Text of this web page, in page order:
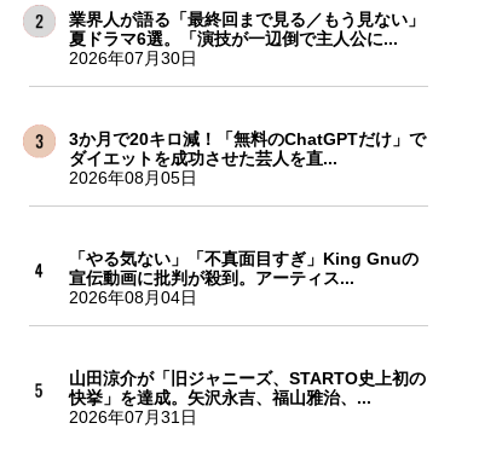
業界人が語る「最終回まで見る／もう見ない」
夏ドラマ6選。「演技が一辺倒で主人公に...
2026年07月30日
3か月で20キロ減！「無料のChatGPTだけ」で
ダイエットを成功させた芸人を直...
2026年08月05日
「やる気ない」「不真面目すぎ」King Gnuの
宣伝動画に批判が殺到。アーティス...
2026年08月04日
山田涼介が「旧ジャニーズ、STARTO史上初の
快挙」を達成。矢沢永吉、福山雅治、...
2026年07月31日